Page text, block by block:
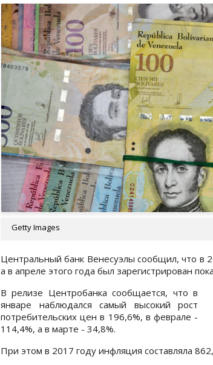
Getty Images
Центральный банк Венесуэлы сообщил, что в
а в апреле этого года был зарегистрирован
В релизе Центробанка сообщается, что в
январе наблюдался самый высокий рост
потребительских цен в 196,6%, в феврале -
114,4%, а в марте - 34,8%.
При этом в 2017 году инфляция составляла